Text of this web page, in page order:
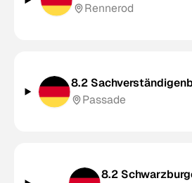
Rennerod
8.2
Passade
8.2